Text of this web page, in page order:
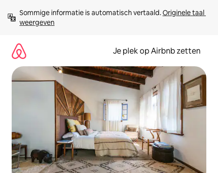
direct
naar
Sommige informatie is automatisch vertaald. Originele taal
weergeven
Je plek op Airbnb zetten